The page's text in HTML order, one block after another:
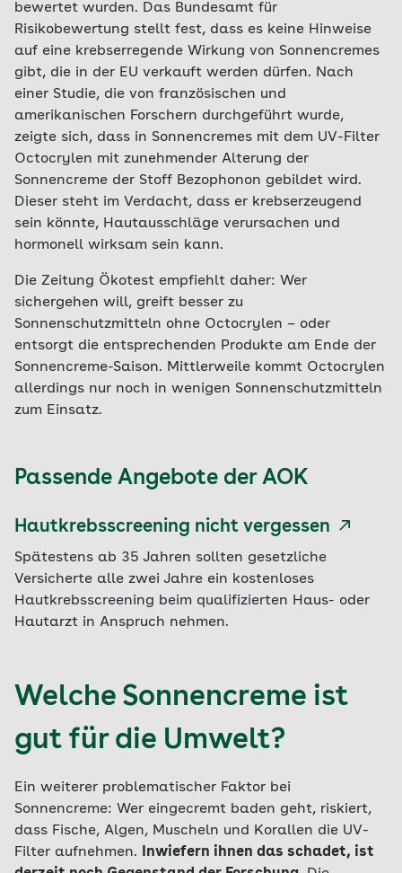
bewertet wurden. Das Bundesamt für
Risikobewertung stellt fest, dass es keine Hinweise
auf eine krebserregende Wirkung von Sonnencremes
gibt, die in der EU verkauft werden dürfen. Nach
einer Studie, die von französischen und
amerikanischen Forschern durchgeführt wurde,
zeigte sich, dass in Sonnencremes mit dem UV-Filter
Octocrylen mit zunehmender Alterung der
Sonnencreme der Stoff Bezophonon gebildet wird.
Dieser steht im Verdacht, dass er krebserzeugend
sein könnte, Hautausschläge verursachen und
hormonell wirksam sein kann.
Die Zeitung Ökotest empfiehlt daher: Wer
sichergehen will, greift besser zu
Sonnenschutzmitteln ohne Octocrylen – oder
entsorgt die entsprechenden Produkte am Ende der
Sonnencreme-Saison. Mittlerweile kommt Octocrylen
allerdings nur noch in wenigen Sonnenschutzmitteln
zum Einsatz.
Passende Angebote der AOK
Hautkrebsscreening nicht vergessen
Spätestens ab 35 Jahren sollten gesetzliche
Versicherte alle zwei Jahre ein kostenloses
Hautkrebsscreening beim qualifizierten Haus- oder
Hautarzt in Anspruch nehmen.
Welche Sonnencreme ist
gut für die Umwelt?
Ein weiterer problematischer Faktor bei
Sonnencreme: Wer eingecremt baden geht, riskiert,
dass Fische, Algen, Muscheln und Korallen die UV-
Filter aufnehmen.
Inwiefern ihnen das schadet, ist